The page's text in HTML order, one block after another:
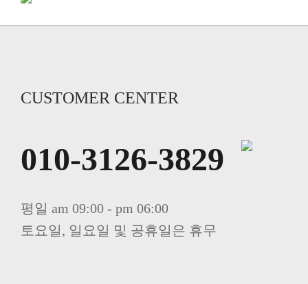
CUSTOMER CENTER
010-3126-3829
평일 am 09:00 - pm 06:00
토요일, 일요일 및 공휴일은 휴무